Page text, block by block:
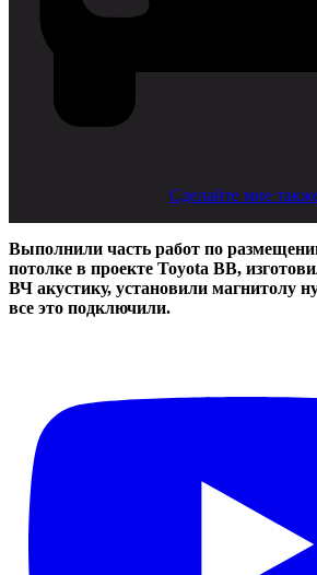
Сделайте мне
Выполнили часть работ по
потолке в проекте Toyota BB,
ВЧ акустику, установили магнитолу
все это подключили.